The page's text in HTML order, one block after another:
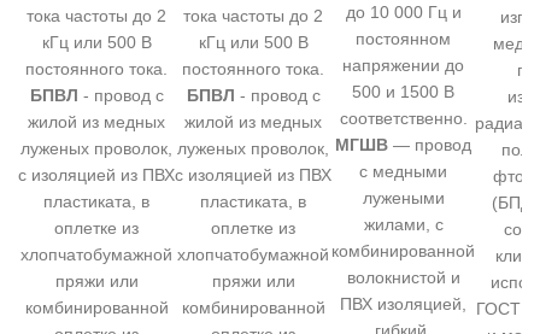
тока частоты до 2
кГц или 500 В
постоянного тока.
БПВЛ - провод с
жилой из медных
луженых проволок,
с изоляцией из ПВХ
пластиката, в
оплетке из
хлопчатобумажной
пряжи или
комбинированной
тока частоты до 2
кГц или 500 В
постоянного тока.
БПВЛ - провод с
жилой из медных
луженых проволок,
с изоляцией из ПВХ
пластиката, в
оплетке из
хлопчатобумажной
пряжи или
комбинированной
до 10 000 Гц и
постоянном
напряжении до
500 и 1500 В
соответственно.
МГШВ — провод
с медными
лужеными
жилами, с
комбинированной
волокнистой и
ПВХ изоляцией,
гибкий.
ГОСТ В